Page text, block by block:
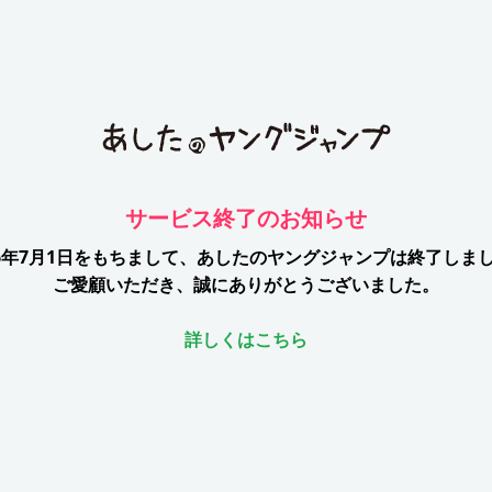
サービス終了のお知らせ
7月1日をもちまして、 あしたのヤングジャンプは終了しま
ご愛顧いただき、誠にありがとうございました。
詳しくはこちら